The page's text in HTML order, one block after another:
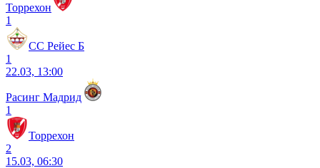
Торрехон
1
СС Рейес Б
1
22.03, 13:00
Расинг Мадрид
1
Торрехон
2
15.03, 06:30